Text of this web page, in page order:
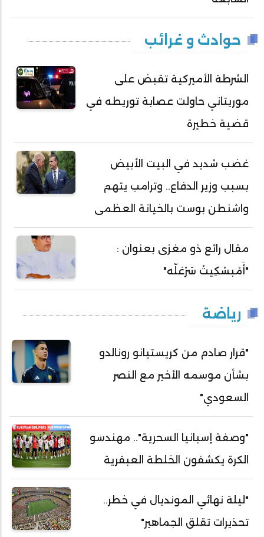
حوادث و غرائب
الشرطة الأميركية تقبض على
موريتاني حاولت عصابة توريطه في
قضية خطيرة
غضب شديد في البيت الأبيض
بسبب وزير الدفاع.. وترامب يتهم
واشنطن بوست بالخيانة العظمى
مقال رائع ذو مغزى بعنوان :
"أَمْبسْكِيتْ سَرْغلّه"
رياضة
"قرار صادم من كريستيانو رونالدو
بشأن موسمه الأخير مع النصر
السعودي"
"وصفة إسبانيا السحرية".. مهندسو
الكرة يكشفون الخلطة العبقرية
"ليلة نهائي المونديال في خطر..
تحذيرات تقلق الجماهير"